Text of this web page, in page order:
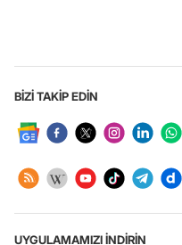
BİZİ TAKİP EDİN
UYGULAMAMIZI İNDİRİN